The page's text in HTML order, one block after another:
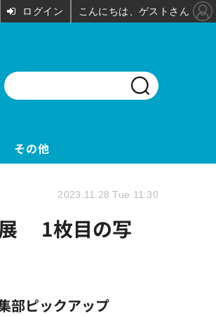
その他
展 1枚目の写
2023.11.28 Tue 11:30
部ピックアップ
ログイン こんにちは、ゲストさん